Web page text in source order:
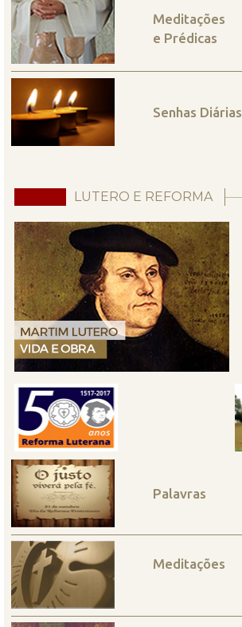
Meditações
e Prédicas
Senhas Diárias
LUTERO E REFORMA
Palavras
Meditações